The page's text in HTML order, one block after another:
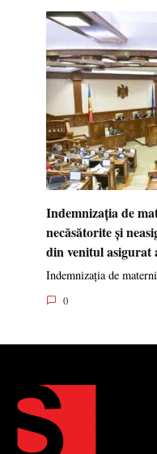
Indemnizația de
necăsătorite și
din venitul
Indemnizația de
0